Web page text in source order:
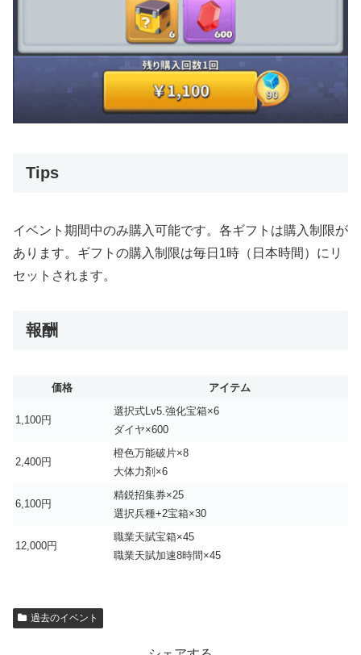
Tips
イベント期間中のみ購入可能です。各ギフトは購入制限が
あります。ギフトの購入制限は毎日1時（日本時間）にリ
セットされます。
報酬
価格 アイテム
1,100円
選択式Lv5.強化宝箱×6
ダイヤ×600
2,400円
橙色万能破片×8
大体力剤×6
6,100円
精鋭招集券×25
選択兵種+2宝箱×30
12,000円
職業天賦宝箱×45
職業天賦加速8時間×45
過去のイベント